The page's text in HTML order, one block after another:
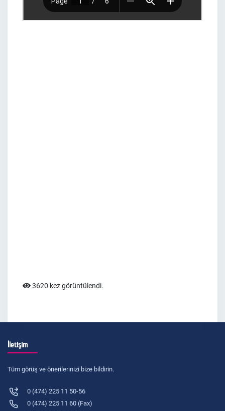
3620 kez görüntülendi.
İletişim
Tüm görüş ve önerilerinizi bize bildirin.
0 (474) 225 11 50-56
0 (474) 225 11 60 (Fax)